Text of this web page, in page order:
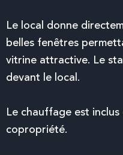
Le local donne
belles fenêtres
vitrine attractive. Le
devant le local.
Le chauffage est
copropriété.